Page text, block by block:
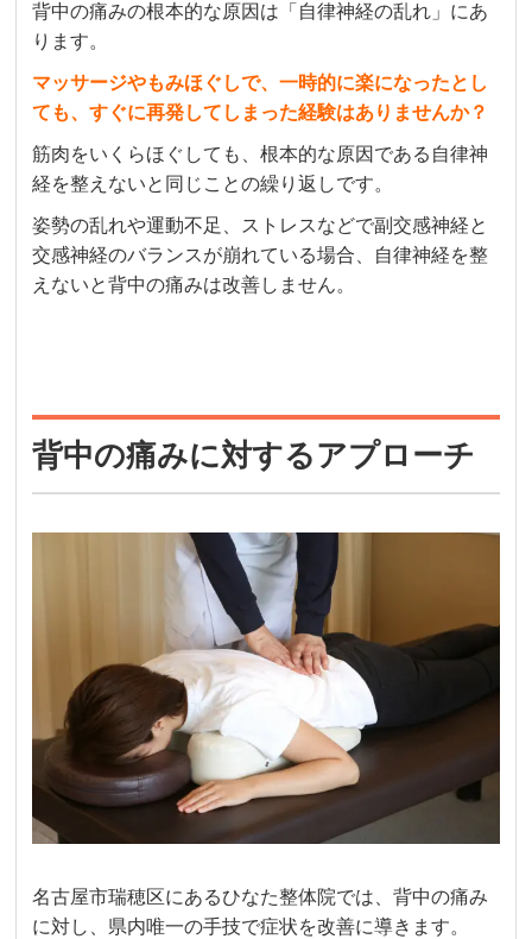
背中の痛みの根本的な原因は「自律神経の乱れ」にあ
ります。
マッサージやもみほぐしで、一時的に楽になったとし
ても、すぐに再発してしまった経験はありませんか？
筋肉をいくらほぐしても、根本的な原因である自律神
経を整えないと同じことの繰り返しです。
姿勢の乱れや運動不足、ストレスなどで副交感神経と
交感神経のバランスが崩れている場合、自律神経を整
えないと背中の痛みは改善しません。
背中の痛みに対するアプローチ
名古屋市瑞穂区にあるひなた整体院では、背中の痛み
に対し、県内唯一の手技で症状を改善に導きます。